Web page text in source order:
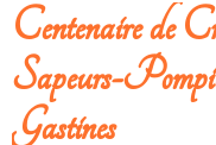
Centenaire de
Sapeurs-
Gastines